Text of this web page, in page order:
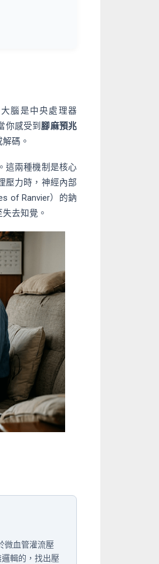
腦是中央處理器
你感受到腳麻預兆
碼。
這兩種機制是核心
壓力時，神經內部
of Ranvier）的鈉
去知覺。
微血管灌流壓
輯的，找出壓